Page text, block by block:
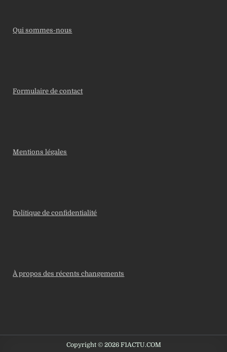
Qui sommes-nous
Formulaire de contact
Mentions légales
Politique de confidentialité
À propos des récents changements
Copyright © 2026 F1ACTU.COM